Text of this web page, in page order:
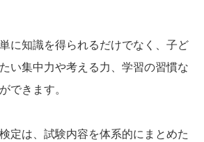
に知識を得られるだけでなく、子ど
い集中力や考える力、学習の習慣な
できます。
定は、試験内容を体系的にまとめた